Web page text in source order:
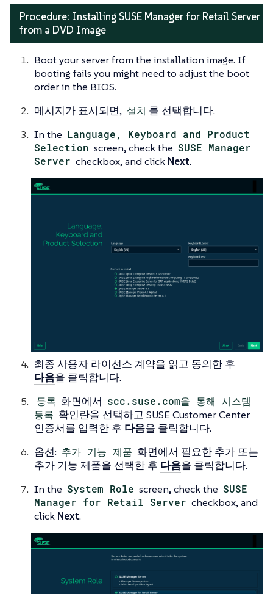
Procedure: Installing SUSE Manager for Retail Server
from a DVD Image
Boot your server from the installation image. If
booting fails you might need to adjust the boot
order in the BIOS.
메시지가 표시되면, 설치 를 선택합니다.
In the Language, Keyboard and Product
Selection screen, check the SUSE Manager
Server checkbox, and click Next.
최종 사용자 라이선스 계약을 읽고 동의한 후
다음을 클릭합니다.
등록 화면에서 scc.suse.com을 통해 시스템
등록 확인란을 선택하고 SUSE Customer Center
인증서를 입력한 후 다음을 클릭합니다.
옵션: 추가 기능 제품 화면에서 필요한 추가 또는
추가 기능 제품을 선택한 후 다음을 클릭합니다.
In the System Role screen, check the SUSE
Manager for Retail Server checkbox, and
click Next.